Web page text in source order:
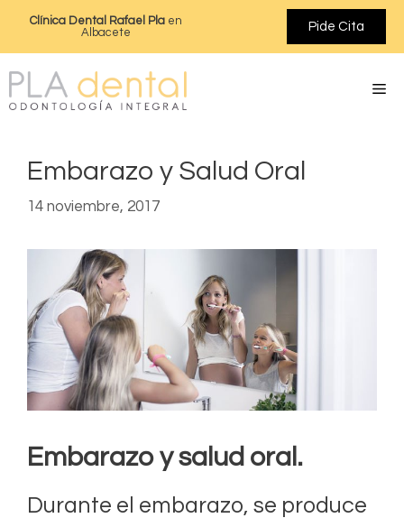
Clínica Dental Rafael Plaen
Albacete
Pide Cita
Embarazo y Salud Oral
14 noviembre, 2017
Embarazo y salud oral.
Durante el embarazo, se produce